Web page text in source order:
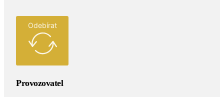
Odebírat
Provozovatel